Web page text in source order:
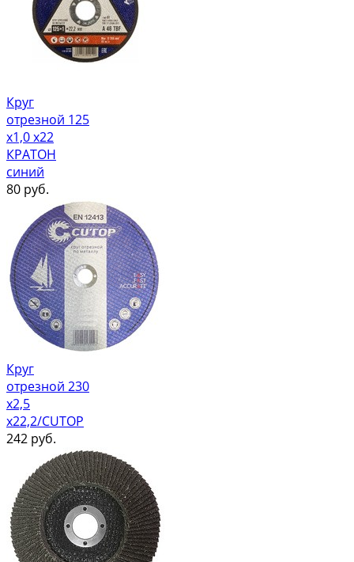
Круг
отрезной 125
х1,0 х22
КРАТОН
синий
80 руб.
Круг
отрезной 230
х2,5
х22,2/CUTOP
242 руб.